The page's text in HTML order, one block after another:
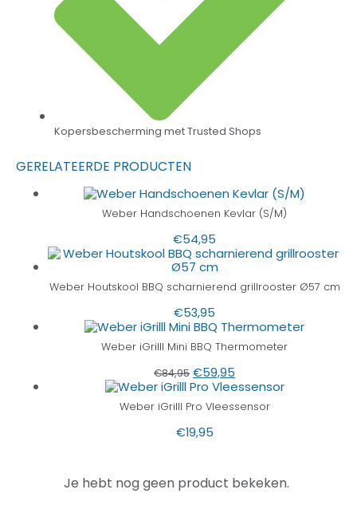
Kopersbescherming met Trusted Shops
GERELATEERDE PRODUCTEN
Weber Handschoenen Kevlar (S/M)
€54,95
Weber Houtskool BBQ scharnierend grillrooster Ø57 cm
€53,95
Weber iGrilll Mini BBQ Thermometer
€84,95 €59,95
Weber iGrilll Pro Vleessensor
€19,95
Je hebt nog geen product bekeken.